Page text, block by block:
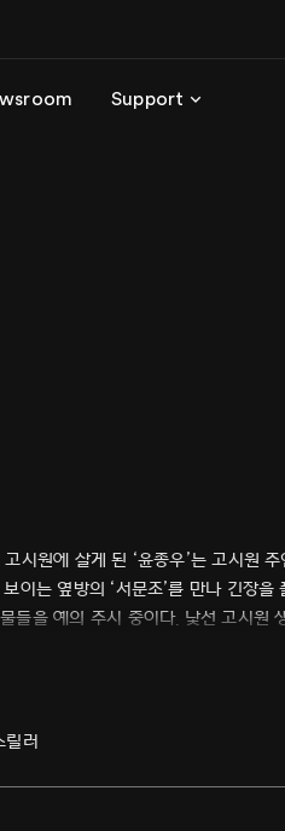
Support
시원에 살게 된 ‘윤종우’는 고시원
이는 옆방의 ‘서문조’를 만나 긴장
들을 예의 주시 중이다. 낯선 고시원
릴러